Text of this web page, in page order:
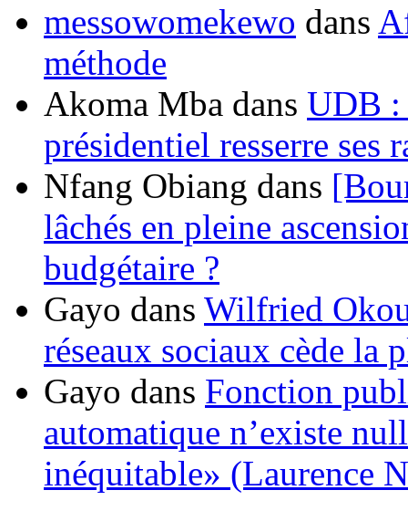
messowomekewo dans
méthode
Akoma Mba dans UDB :
présidentiel resserre ses
Nfang Obiang dans
lâchés en pleine
budgétaire ?
Gayo dans Wilfried
réseaux sociaux cède la
Gayo dans Fonction
automatique n’existe
inéquitable» (Laurence